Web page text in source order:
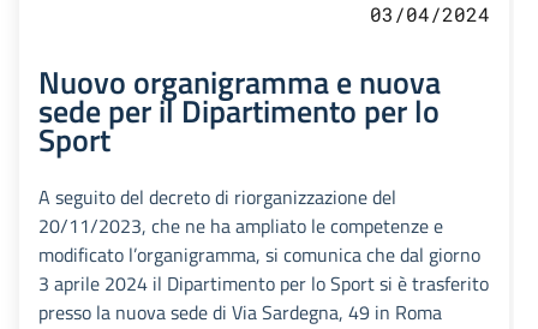
03/04/2024
Nuovo organigramma e nuova
sede per il Dipartimento per lo
Sport
A seguito del decreto di riorganizzazione del
20/11/2023, che ne ha ampliato le competenze e
modificato l’organigramma, si comunica che dal giorno
3 aprile 2024 il Dipartimento per lo Sport si è trasferito
presso la nuova sede di Via Sardegna, 49 in Roma